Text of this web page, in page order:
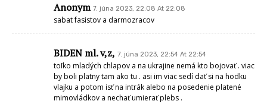
Anonym 7. júna 2023, 22:08 At 22:08
sabat fasistov a darmozracov
BIDEN ml. v,z, 7. júna 2023, 22:54 At 22:54
toľko mladých chlapov a na ukrajine nemá kto bojovať . viac
by boli platny tam ako tu . asi im viac sedí dať si na hodku
vlajku a potom isť na intrák alebo na posedenie platené
mimovládkov a nechať umierať plebs .